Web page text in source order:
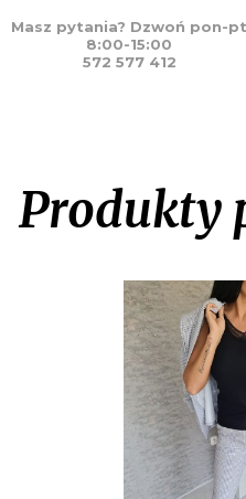
Masz pytania? Dzwoń pon-pt
8:00-15:00
572 577 412
Produkty